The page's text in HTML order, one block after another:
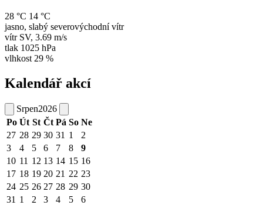
28 °C 14 °C
jasno, slabý severovýchodní vítr
vítr SV, 3.69 m/s
tlak 1025 hPa
vlhkost 29 %
Kalendář akcí
Srpen2026
Po Út St Čt Pá So Ne
27 28 29 30 31 1
2
3
4 5 6 7 8
9
10 11 12 13 14 15 16
17 18 19 20 21 22 23
24 25 26 27 28 29 30
31 1 2 3 4 5 6